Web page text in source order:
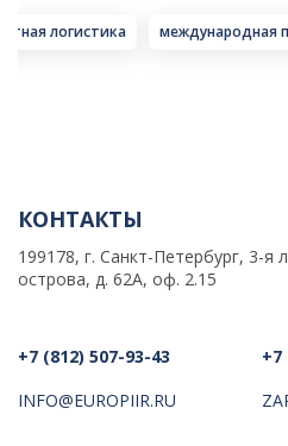
логистика международная
КОНТАКТЫ
199178, г. Санкт-Петербург, 3-я
острова, д. 62А, оф. 2.15
+7 (812) 507-93-43
INFO@EUROPIIR.RU
+7